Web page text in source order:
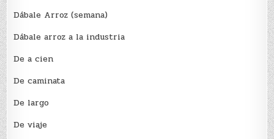
Dábale Arroz (semana)
Dábale arroz a la industria
De a cien
De caminata
De largo
De viaje